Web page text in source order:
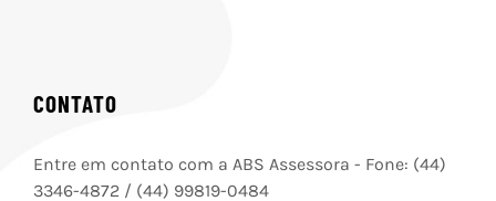
CONTATO
Entre em contato com a ABS Assessora - Fone: (44)
3346-4872 / (44) 99819-0484